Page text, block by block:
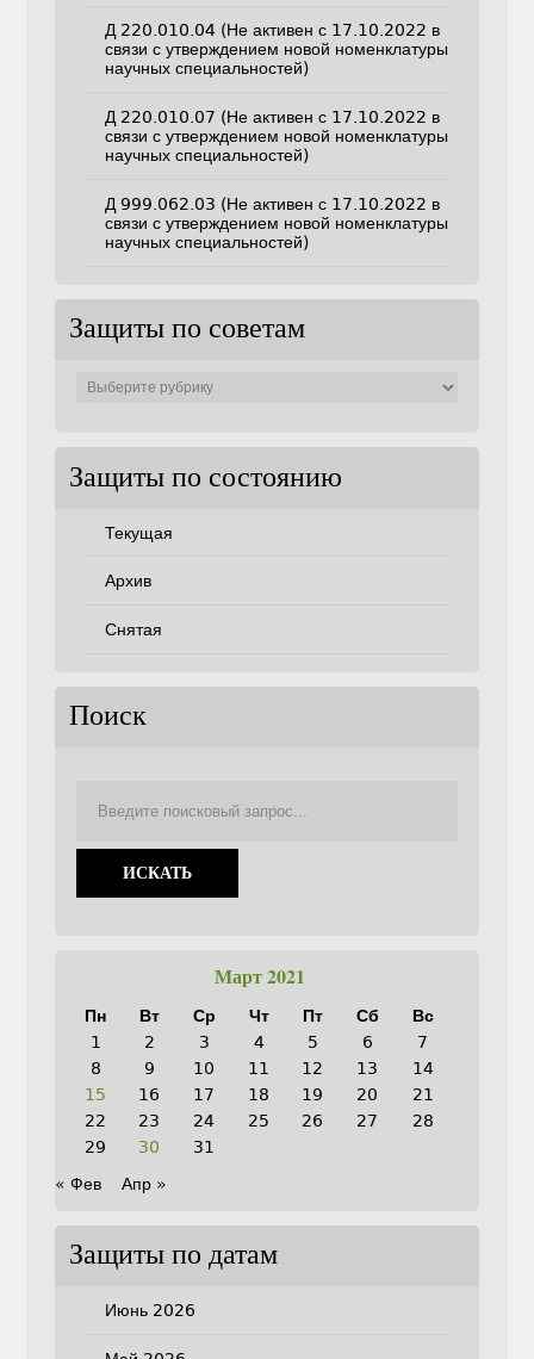
Д 220.010.04 (Не активен с 17.10.2022 в
связи с утверждением новой номенклатуры
научных специальностей)
Д 220.010.07 (Не активен с 17.10.2022 в
связи с утверждением новой номенклатуры
научных специальностей)
Д 999.062.03 (Не активен с 17.10.2022 в
связи с утверждением новой номенклатуры
научных специальностей)
Защиты по советам
Защиты по состоянию
Текущая
Архив
Снятая
Поиск
Март 2021
Пн Вт Ср Чт Пт Сб
Вс
1
2 3 4 5 6
7
8
9 10 11 12 13
14
15
16 17 18 19 20
21
22
23 24 25 26 27
28
29
30
31
« Фев
Апр »
Защиты по датам
Июнь 2026